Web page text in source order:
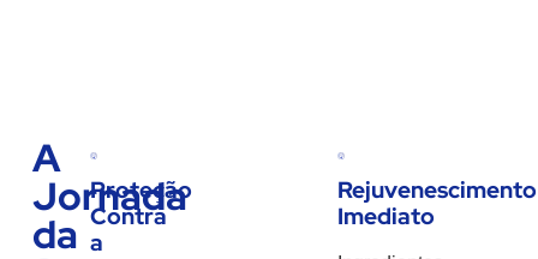
A
Jornada
da
Proteção
Contra
a
Rejuvenescimento
Imediato